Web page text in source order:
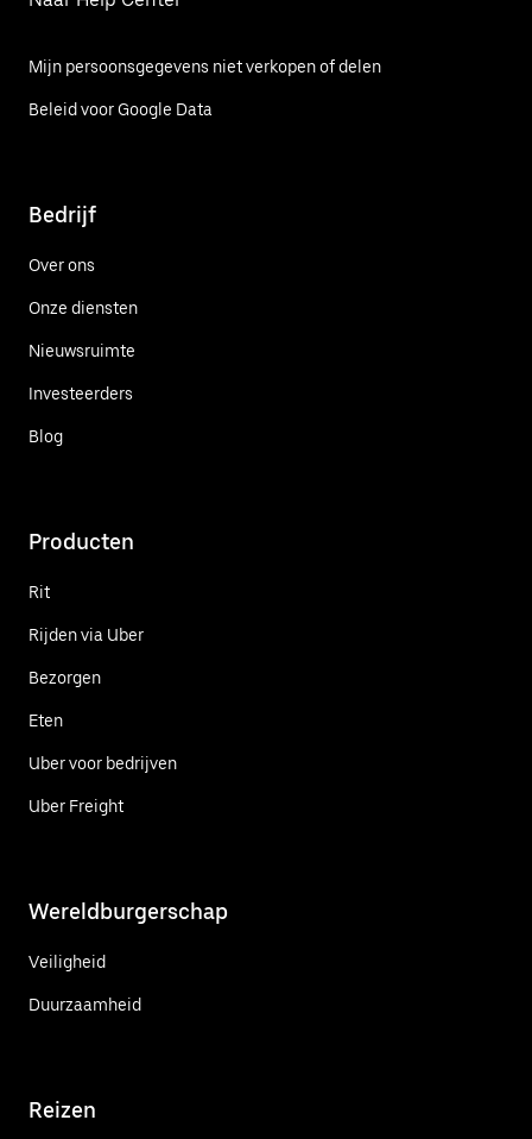
Mijn persoonsgegevens niet verkopen of delen
Beleid voor Google Data
Bedrijf
Over ons
Onze diensten
Nieuwsruimte
Investeerders
Blog
Producten
Rit
Rijden via Uber
Bezorgen
Eten
Uber voor bedrijven
Uber Freight
Wereldburgerschap
Veiligheid
Duurzaamheid
Reizen